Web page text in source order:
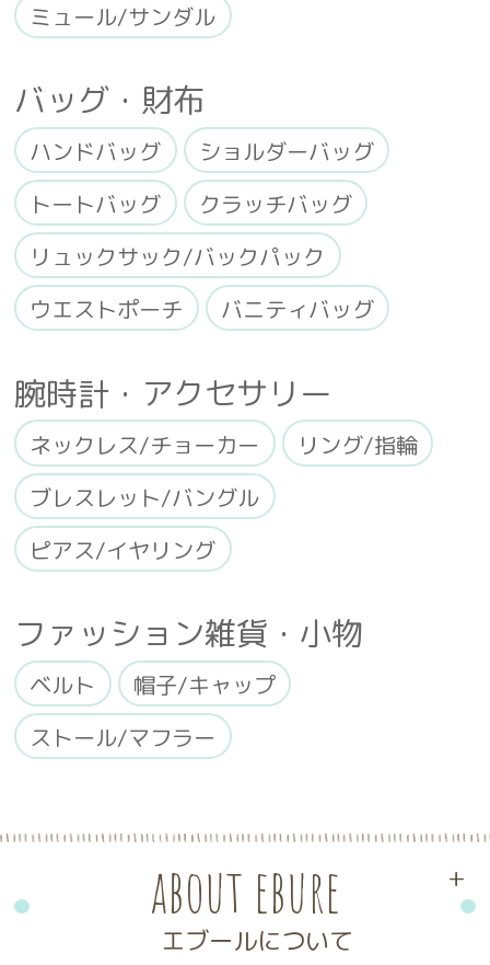
ミュール/サンダル
バッグ・財布
ハンドバッグ
ショルダーバッグ
トートバッグ
クラッチバッグ
リュックサック/バックパック
ウエストポーチ
バニティバッグ
腕時計・アクセサリー
ネックレス/チョーカー
リング/指輪
ブレスレット/バングル
ピアス/イヤリング
ファッション雑貨・小物
ベルト
帽子/キャップ
ストール/マフラー
about ebure
エブールについて
+